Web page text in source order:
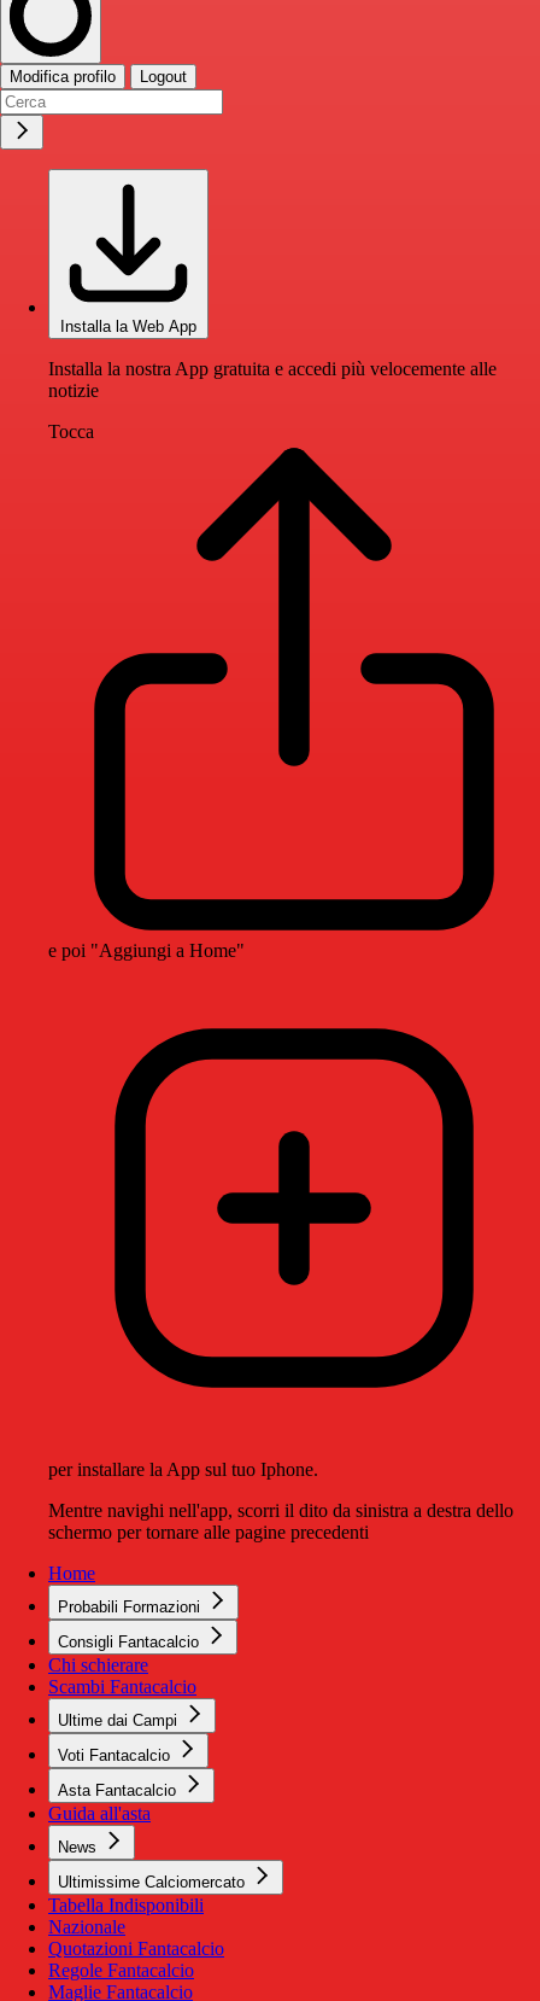
Modifica profilo Logout
Installa la Web App
Installa la nostra App gratuita e accedi più velocemente alle
notizie
Tocca
e poi "Aggiungi a Home"
per installare la App sul tuo Iphone.
Mentre navighi nell'app, scorri il dito da sinistra a destra dello
schermo per tornare alle pagine precedenti
Home
Probabili Formazioni
Consigli Fantacalcio
Chi schierare
Scambi Fantacalcio
Ultime dai Campi
Voti Fantacalcio
Asta Fantacalcio
Guida all'asta
News
Ultimissime Calciomercato
Tabella Indisponibili
Nazionale
Quotazioni Fantacalcio
Regole Fantacalcio
Maglie Fantacalcio